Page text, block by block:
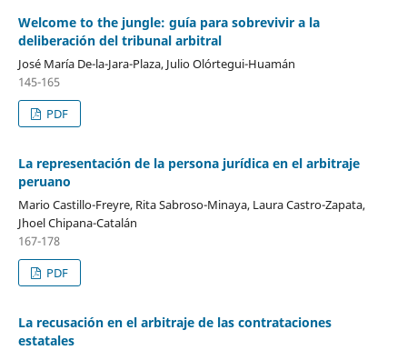
Welcome to the jungle: guía para sobrevivir a la
deliberación del tribunal arbitral
José María De-la-Jara-Plaza, Julio Olórtegui-Huamán
145-165
PDF
La representación de la persona jurídica en el arbitraje
peruano
Mario Castillo-Freyre, Rita Sabroso-Minaya, Laura Castro-Zapata,
Jhoel Chipana-Catalán
167-178
PDF
La recusación en el arbitraje de las contrataciones
estatales